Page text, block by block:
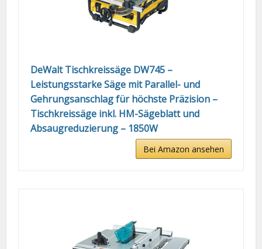
DeWalt Tischkreissäge DW745 –
Leistungsstarke Säge mit Parallel- und
Gehrungsanschlag für höchste Präzision –
Tischkreissäge inkl. HM-Sägeblatt und
Absaugreduzierung – 1850W
Bei Amazon ansehen